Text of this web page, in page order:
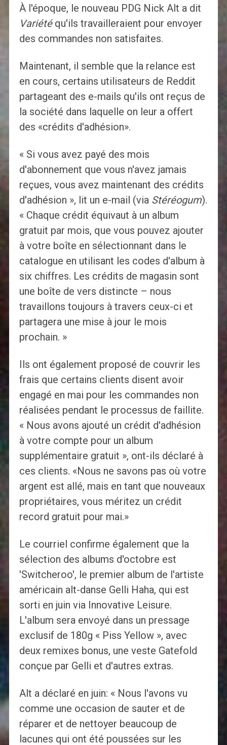
À l'époque, le nouveau PDG Nick Alt a dit
Variétéqu'ils travailleraient pour envoyer
des commandes non satisfaites.
Maintenant, il semble que la relance est
en cours, certains utilisateurs de Reddit
partageant des e-mails qu'ils ont reçus de
la société dans laquelle on leur a offert
des «crédits d'adhésion».
« Si vous avez payé des mois
d'abonnement que vous n'avez jamais
reçues, vous avez maintenant des crédits
d'adhésion », lit un e-mail (via Stéréogum).
« Chaque crédit équivaut à un album
gratuit par mois, que vous pouvez ajouter
à votre boîte en sélectionnant dans le
catalogue en utilisant les codes d'album à
six chiffres. Les crédits de magasin sont
une boîte de vers distincte – nous
travaillons toujours à travers ceux-ci et
partagera une mise à jour le mois
prochain. »
Ils ont également proposé de couvrir les
frais que certains clients disent avoir
engagé en mai pour les commandes non
réalisées pendant le processus de faillite.
« Nous avons ajouté un crédit d'adhésion
à votre compte pour un album
supplémentaire gratuit », ont-ils déclaré à
ces clients. «Nous ne savons pas où votre
argent est allé, mais en tant que nouveaux
propriétaires, vous méritez un crédit
record gratuit pour mai.»
Le courriel confirme également que la
sélection des albums d'octobre est
'Switcheroo', le premier album de l'artiste
américain alt-danse Gelli Haha, qui est
sorti en juin via Innovative Leisure.
L'album sera envoyé dans un pressage
exclusif de 180g « Piss Yellow », avec
deux remixes bonus, une veste Gatefold
conçue par Gelli et d'autres extras.
Alt a déclaré en juin: « Nous l'avons vu
comme une occasion de sauter et de
réparer et de nettoyer beaucoup de
lacunes qui ont été poussées sur les